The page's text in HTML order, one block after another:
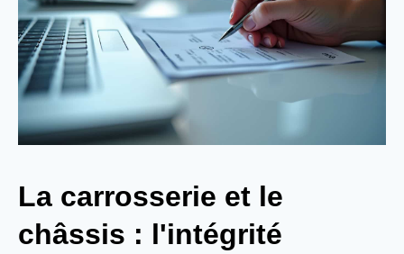
La carrosserie et le
châssis : l'intégrité